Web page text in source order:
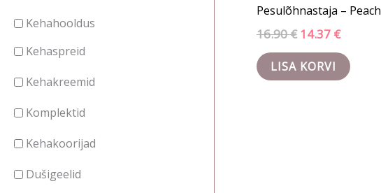
Kehahooldus
Kehaspreid
Kehakreemid
Komplektid
Kehakoorijad
Dušigeelid
Pesulõhnastaja – Peach
16.90€ 14.37 €
LISA KORVI